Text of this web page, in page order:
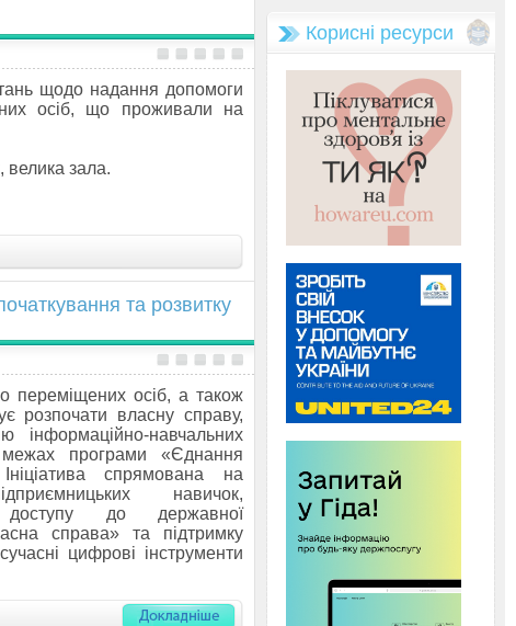
щодо надання допомоги
осіб, що проживали на
велика зала.
та розвитку
переміщених осіб, а також
розпочати власну справу,
інформаційно-навчальних
межах програми «Єднання
спрямована на
навичок,
доступу до державної
справа» та підтримку
цифрові інструменти
Корисні ресурси